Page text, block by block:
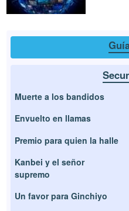
Muerte a los bandidos
Envuelto en llamas
Premio para quien la halle
Kanbei y el señor
supremo
Un favor para Ginchiyo